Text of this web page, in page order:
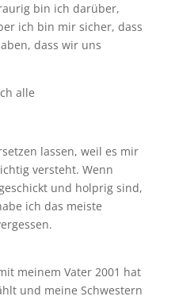
bin ich darüber,
ich bin mir sicher, dass
dass wir uns
alle
lassen, weil es mir
versteht. Wenn
und holprig sind,
ich das meiste
meinem Vater 2001 hat
und meine Schwestern